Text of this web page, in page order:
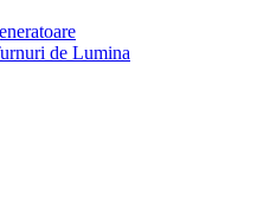
de Lumina